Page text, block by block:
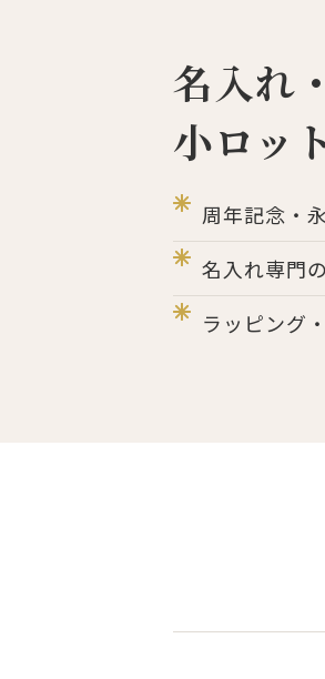
名入れ
小ロッ
周年記念・
名入れ専門
ラッピング